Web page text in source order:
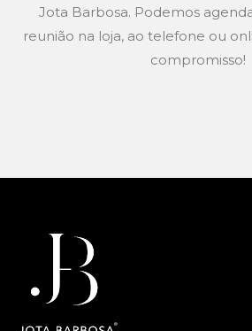
Jota Barbosa. Podemos
reunião na loja, ao telefone ou
compromisso!